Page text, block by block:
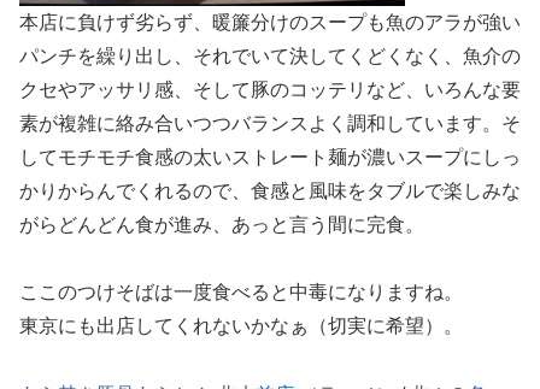
本店に負けず劣らず、暖簾分けのスープも魚のアラが強い
パンチを繰り出し、それでいて決してくどくなく、魚介の
クセやアッサリ感、そして豚のコッテリなど、いろんな要
素が複雑に絡み合いつつバランスよく調和しています。そ
してモチモチ食感の太いストレート麺が濃いスープにしっ
かりからんでくれるので、食感と風味をタブルで楽しみな
がらどんどん食が進み、あっと言う間に完食。
ここのつけそばは一度食べると中毒になりますね。
東京にも出店してくれないかなぁ（切実に希望）。